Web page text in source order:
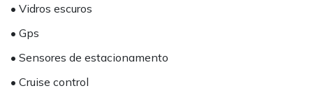
• Vidros escuros
• Gps
• Sensores de estacionamento
• Cruise control